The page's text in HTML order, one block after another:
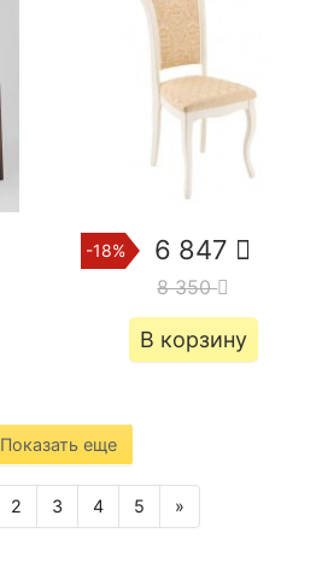
-18% 6 847
8 350
В корзину
Показать еще
2 3 4 5 »